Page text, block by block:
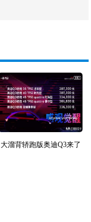
大溜背轿跑版奥迪Q3来了